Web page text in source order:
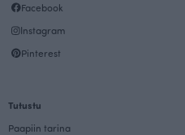
Facebook
Instagram
Pinterest
Tutustu
Paapiin tarina